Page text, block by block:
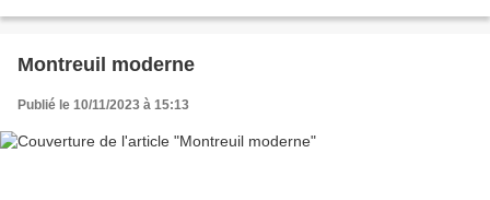
Montreuil moderne
Publié le 10/11/2023 à 15:13